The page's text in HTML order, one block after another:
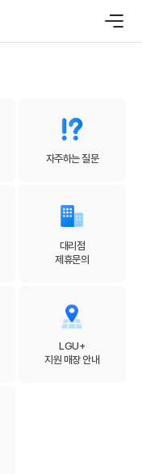
자주하는 질문
대리점
제휴문의
LGU+
지원 매장 안내